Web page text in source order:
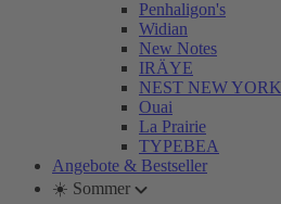
Penhaligon's
Widian
New Notes
IRÄYE
NEST NEW YORK
Ouai
La Prairie
TYPEBEA
Angebote & Bestseller
☀️ Sommer